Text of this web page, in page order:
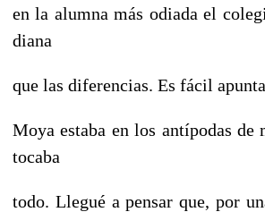
en la alumna más odiada el
diana
que las diferencias. Es fácil
Moya estaba en los antípodas
tocaba
todo. Llegué a pensar que, por